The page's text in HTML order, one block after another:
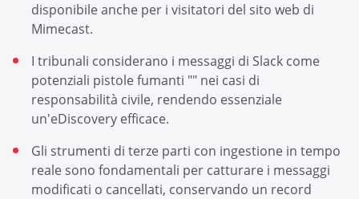
disponibile anche per i visitatori del sito web di
Mimecast.
I tribunali considerano i messaggi di Slack come
potenziali pistole fumanti "" nei casi di
responsabilità civile, rendendo essenziale
un'eDiscovery efficace.
Gli strumenti di terze parti con ingestione in tempo
reale sono fondamentali per catturare i messaggi
modificati o cancellati, conservando un record